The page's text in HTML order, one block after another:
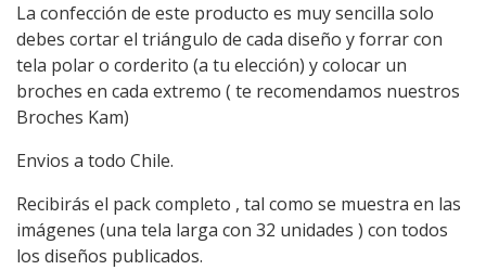
La confección de este producto es muy sencilla solo
debes cortar el triángulo de cada diseño y forrar con
tela polar o corderito (a tu elección) y colocar un
broches en cada extremo ( te recomendamos nuestros
Broches Kam)
Envios a todo Chile.
Recibirás el pack completo , tal como se muestra en las
imágenes (una tela larga con 32 unidades ) con todos
los diseños publicados.